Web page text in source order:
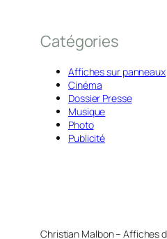
Catégories
Affiches sur panneaux
Cinéma
Dossier Presse
Musique
Photo
Publicité
Christian Malbon – Affiches